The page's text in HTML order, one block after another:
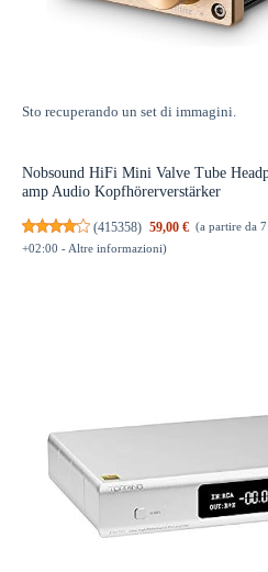
Sto recuperando un set di immagini.
Nobsound HiFi Mini Valve Tube
amp Audio Kopfhörerverstärker
(415358) 59,00 € (a partire da
+02:00 - Altre informazioni)